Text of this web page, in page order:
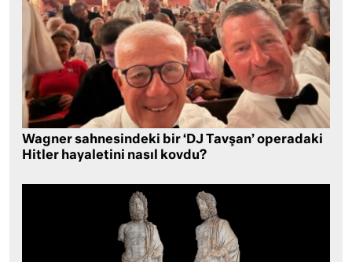
Wagner sahnesindeki bir ‘DJ Tavşan’ operadaki
Hitler hayaletini nasıl kovdu?